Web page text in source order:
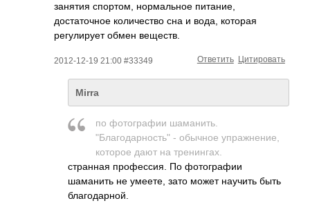
занятия спортом, нормальное питание,
достаточное количество сна и вода, которая
регулирует обмен веществ.
2012-12-19 21:00 #33349 Цитировать
Ответить
Mirra
по фотографии шаманить.
"Благодарность" - обычное упражнение,
которое дают на тренингах.
странная профессия. По фотографии
шаманить не умеете, зато может научить быть
благодарной.